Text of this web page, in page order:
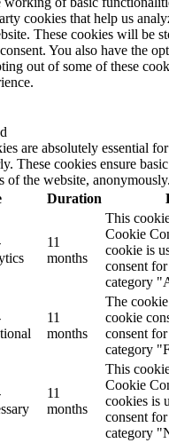
cookies that help us
These cookies will be
You also have the
out of some of these
are absolutely essential
These cookies ensure
of the website, anonymously.
Duration
11
months
This
Cookie
cookie is
consent
category
11
months
The
cookie
consent
category
11
months
This
Cookie
cookies is
consent
category